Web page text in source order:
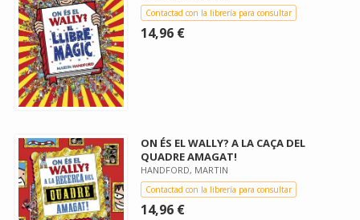
Contactad con la librería para consultar
14,96 €
ON ÉS EL WALLY? A LA CAÇA DEL
QUADRE AMAGAT!
HANDFORD, MARTIN
Contactad con la librería para consultar
14,96 €